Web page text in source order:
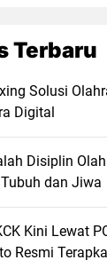
Terbaru
Solusi
Digital
Disiplin
dan Jiwa
Kini Lewat
Resmi